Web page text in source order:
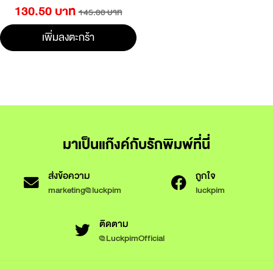
130.50 บาท 145.00 บาท
เพิ่มลงตะกร้า
มาเป็นแก๊งค์กับรักพิมพ์ที่นี่
ส่งข้อความ
marketing@luckpim
ถูกใจ
luckpim
ติดตาม
@LuckpimOfficial